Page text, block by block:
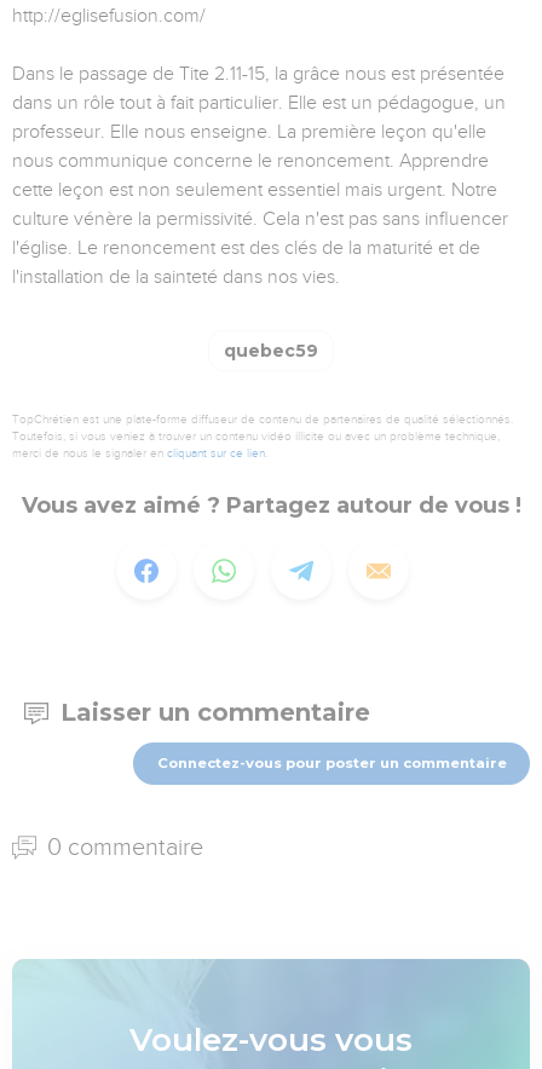
http://eglisefusion.com/
Dans le passage de Tite 2.11-15, la grâce nous est présentée
dans un rôle tout à fait particulier. Elle est un pédagogue, un
professeur. Elle nous enseigne. La première leçon qu'elle
nous communique concerne le renoncement. Apprendre
cette leçon est non seulement essentiel mais urgent. Notre
culture vénère la permissivité. Cela n'est pas sans influencer
l'église. Le renoncement est des clés de la maturité et de
l'installation de la sainteté dans nos vies.
quebec59
TopChrétien est une plate-forme diffuseur de contenu de partenaires de qualité sélectionnés.
Toutefois, si vous veniez à trouver un contenu vidéo illicite ou avec un problème technique,
merci de nous le signaler en cliquant sur ce lien.
Vous avez aimé ? Partagez autour de vous !
Laisser un commentaire
Connectez-vous pour poster un commentaire
0 commentaire
Voulez-vous vous